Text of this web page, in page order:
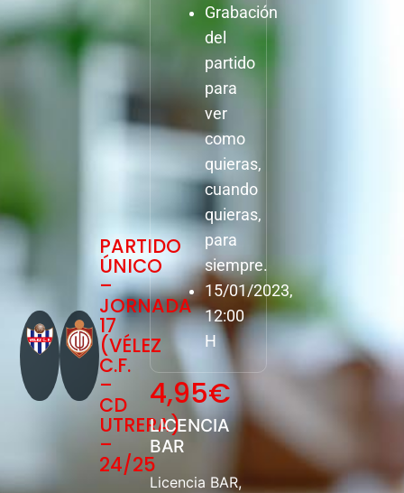
PARTIDO
ÚNICO
–
JORNADA
17
(VÉLEZ
C.F.
–
CD
UTRERA)
–
24/25
Grabación
del
partido
para
ver
como
quieras,
cuando
quieras,
para
siempre.
15/01/2023,
12:00
H
4,95€
LICENCIA
BAR
Licencia BAR,